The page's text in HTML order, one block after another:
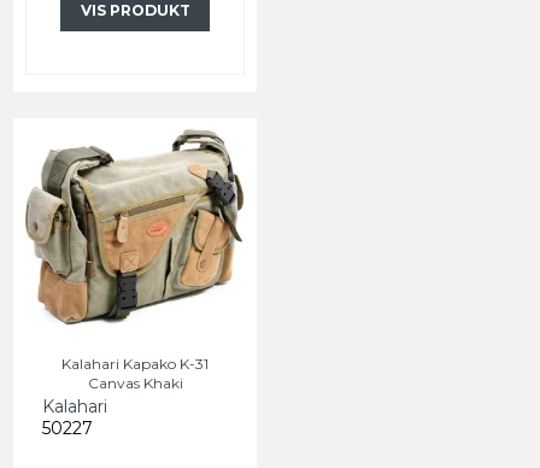
VIS PRODUKT
Kalahari Kapako K-31
Canvas Khaki
Kalahari
50227